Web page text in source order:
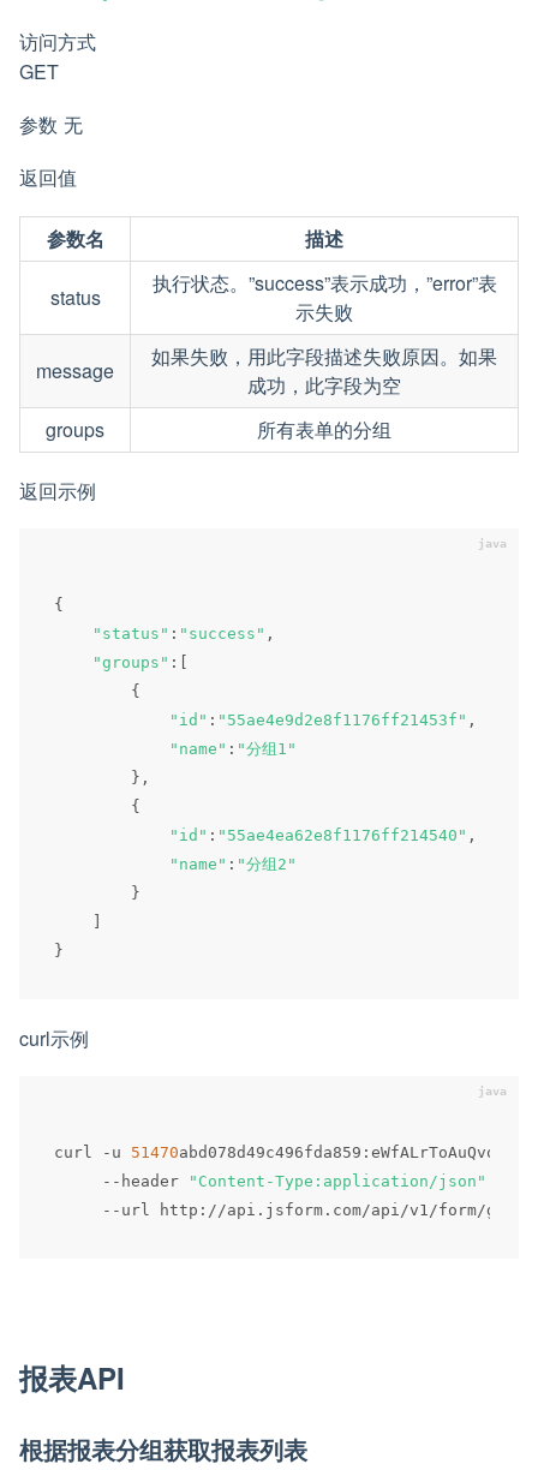
访问方式
GET
参数 无
返回值
参数名 描述
status
执行状态。”success”表示成功，”error”表
示失败
message
如果失败，用此字段描述失败原因。如果
成功，此字段为空
groups
所有表单的分组
返回示例
{
"status" : "success" ,
"groups" :
{
"id" : "55ae4e9d2e8f1176ff21453f" ,
"name" : "分组1"
} ,
{
"id" : "55ae4ea62e8f1176ff214540" ,
"name" : "分组2"
}
}
curl示例
curl - u 51470abd078d49c496fda859 :
-- header "Content-Type:application/json"
-- url http : / /api . jsform . com/api /v1 /form/
报表API
根据报表分组获取报表列表